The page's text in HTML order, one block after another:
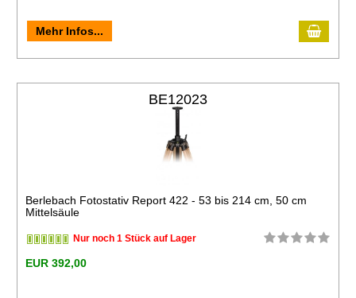
Mehr Infos...
BE12023
Berlebach Fotostativ Report 422 - 53 bis 214 cm, 50 cm
Mittelsäule
Nur noch 1 Stück auf Lager
EUR 392,00